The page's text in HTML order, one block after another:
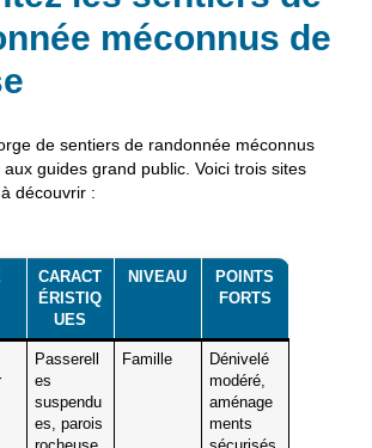
méconnus de
de sentiers de randonnée méconnus
guides grand public. Voici trois sites
découvrir :
CARACT
ÉRISTIQ
UES
NIVEAU
POINTS
FORTS
Passerell
es
suspendu
es, parois
Famille
Dénivelé
modéré,
aménage
ments